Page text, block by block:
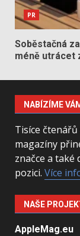
PR
Soběstačná
méně utrácet
NABÍZÍME
Tisíce čtenářů
magazíny
značce a také
pozici. Více
NAŠE
AppleMag.eu